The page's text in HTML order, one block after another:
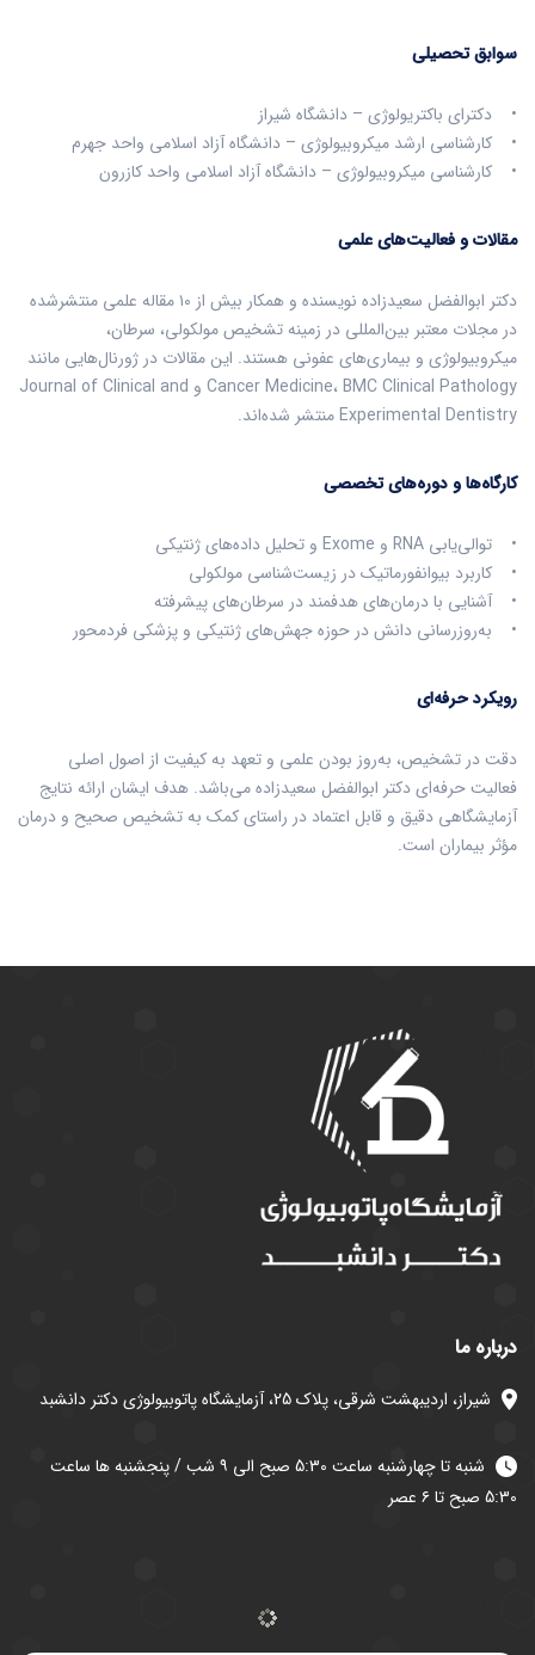
سوابق تحصیلی
• دکترای باکتریولوژی – دانشگاه شیراز
• کارشناسی ارشد میکروبیولوژی – دانشگاه آزاد اسلامی واحد جهرم
• کارشناسی میکروبیولوژی – دانشگاه آزاد اسلامی واحد کازرون
مقالات و فعالیت‌های علمی
دکتر ابوالفضل سعیدزاده نویسنده و همکار بیش از ۱۰ مقاله علمی منتشرشده
در مجلات معتبر بین‌المللی در زمینه تشخیص مولکولی، سرطان،
میکروبیولوژی و بیماری‌های عفونی هستند. این مقالات در ژورنال‌هایی مانند
Cancer Medicine، BMC Clinical Pathology و Journal of Clinical and
Experimental Dentistry منتشر شده‌اند.
کارگاه‌ها و دوره‌های تخصصی
• توالی‌یابی RNA و Exome و تحلیل داده‌های ژنتیکی
• کاربرد بیوانفورماتیک در زیست‌شناسی مولکولی
• آشنایی با درمان‌های هدفمند در سرطان‌های پیشرفته
• به‌روزرسانی دانش در حوزه جهش‌های ژنتیکی و پزشکی فردمحور
رویکرد حرفه‌ای
دقت در تشخیص، به‌روز بودن علمی و تعهد به کیفیت از اصول اصلی
فعالیت حرفه‌ای دکتر ابوالفضل سعیدزاده می‌باشد. هدف ایشان ارائه نتایج
آزمایشگاهی دقیق و قابل اعتماد در راستای کمک به تشخیص صحیح و درمان
مؤثر بیماران است.
درباره ما
شیراز، اردیبهشت شرقی، پلاک 25، آزمایشگاه پاتوبیولوژی دکتر دانشبد
شنبه تا چهارشنبه ساعت 5:30 صبح الی ۹ شب / پنجشنبه ها ساعت
5:30 صبح تا ۶ عصر